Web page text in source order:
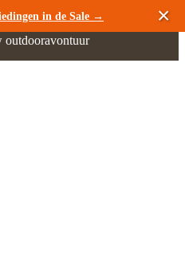
in de Sale →
outdooravontuur